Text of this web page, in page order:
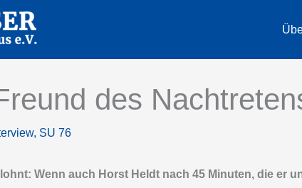
des
, SU 76
Wenn auch Horst Heldt nach 45 Minuten, die er